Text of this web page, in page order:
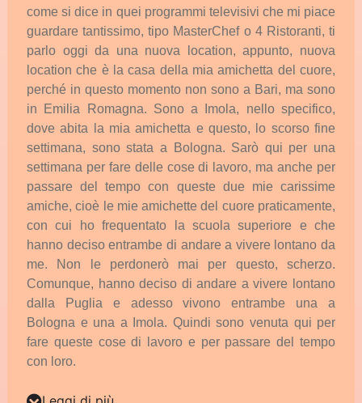
come si dice in quei programmi televisivi che mi piace
guardare tantissimo, tipo MasterChef o 4 Ristoranti, ti
parlo oggi da una nuova location, appunto,
nuova
location che è la casa della mia amichetta del cuore,
perché in questo momento non sono a Bari, ma sono
in
Emilia Romagna. Sono a Imola, nello specifico,
dove abita la mia amichetta e questo, lo scorso fine
settimana, sono stata a Bologna. Sarò qui per una
settimana per fare delle cose di lavoro, ma anche per
passare del tempo con queste due mie carissime
amiche, cioè le mie amichette del cuore praticamente,
con
cui ho frequentato la scuola superiore e che
hanno deciso entrambe di andare a vivere lontano da
me.
Non le perdonerò mai per questo,
scherzo.
Comunque, hanno deciso di andare a vivere lontano
dalla
Puglia e adesso vivono entrambe una
a
Bologna e una a Imola. Quindi sono venuta qui per
fare queste cose di lavoro e per passare del
tempo
con loro.